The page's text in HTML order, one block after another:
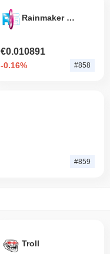
Rainmaker Games
€0.010891
-0.16% #858
#859
Troll